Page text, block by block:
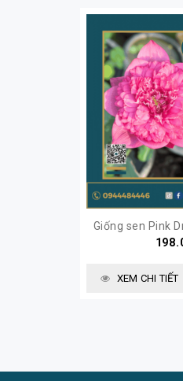
Giống sen Pink
XEM CHI TIẾT